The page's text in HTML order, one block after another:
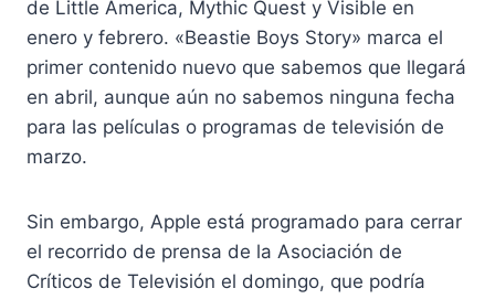
de Little America, Mythic Quest y Visible en
enero y febrero. «Beastie Boys Story» marca el
primer contenido nuevo que sabemos que llegará
en abril, aunque aún no sabemos ninguna fecha
para las películas o programas de televisión de
marzo.
Sin embargo, Apple está programado para cerrar
el recorrido de prensa de la Asociación de
Críticos de Televisión el domingo, que podría